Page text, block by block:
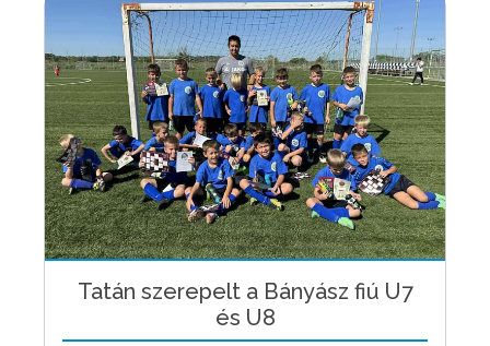
Tatán szerepelt a Bányász fiú U7
és U8